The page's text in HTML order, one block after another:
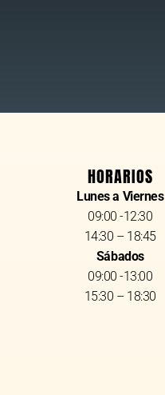
HORARIOS
Lunes a Viernes
09:00 -12:30
14:30 – 18:45
Sábados
09:00 -13:00
15:30 – 18:30